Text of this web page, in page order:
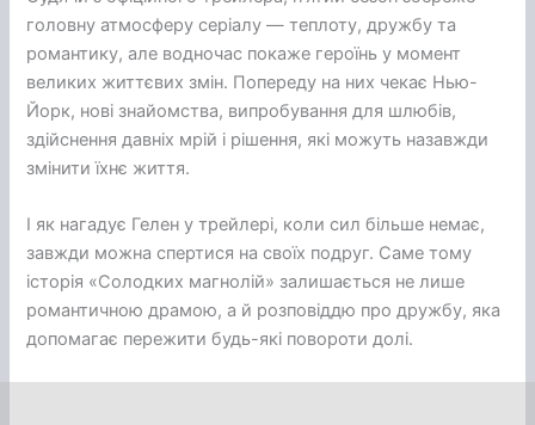
головну атмосферу серіалу — теплоту, дружбу та
романтику, але водночас покаже героїнь у момент
великих життєвих змін. Попереду на них чекає Нью-
Йорк, нові знайомства, випробування для шлюбів,
здійснення давніх мрій і рішення, які можуть назавжди
змінити їхнє життя.
І як нагадує Гелен у трейлері, коли сил більше немає,
завжди можна спертися на своїх подруг. Саме тому
історія «Солодких магнолій» залишається не лише
романтичною драмою, а й розповіддю про дружбу, яка
допомагає пережити будь-які повороти долі.